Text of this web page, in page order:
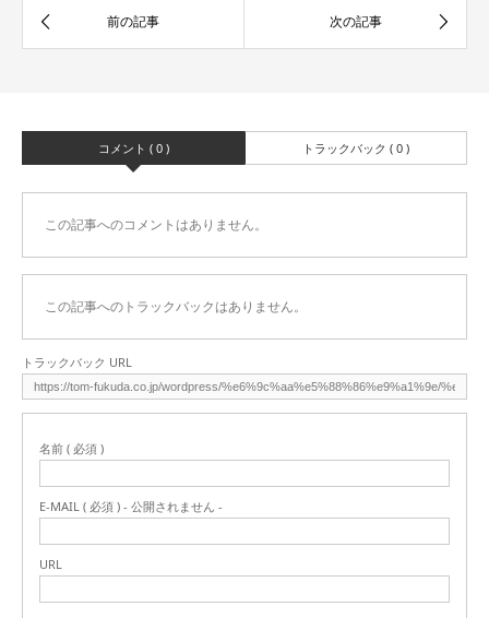
コメント ( 0 ) トラックバック ( 0 )
この記事へのコメントはありません。
この記事へのトラックバックはありません。
トラックバック URL
名前 ( 必須 )
E-MAIL ( 必須 ) - 公開されません -
URL